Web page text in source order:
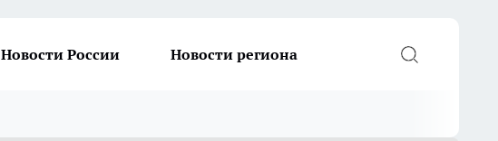
Новости России Новости региона